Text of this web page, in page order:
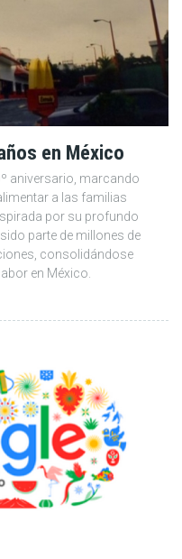
en México
aniversario, marcando
a las familias
por su profundo
parte de millones de
consolidándose
en México.